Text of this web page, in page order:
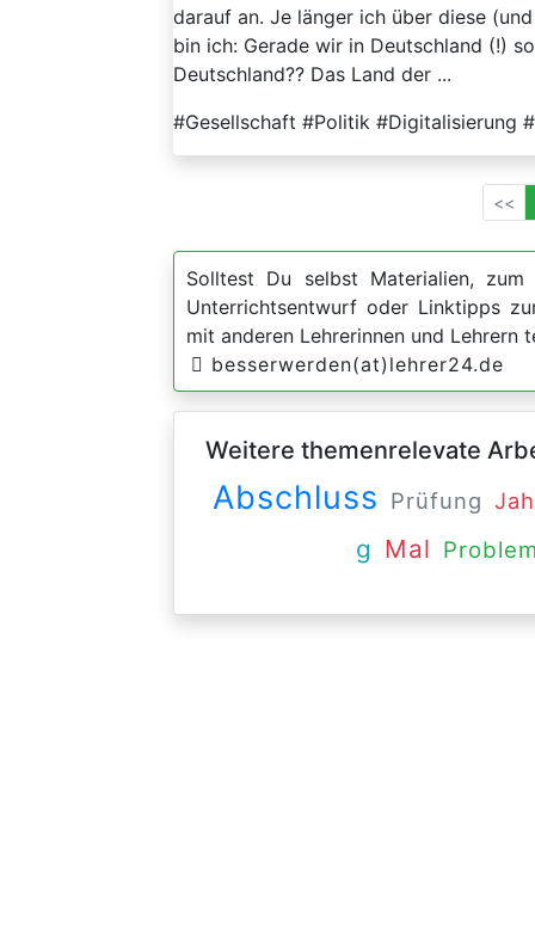
darauf an. Je länger ich über diese
bin ich: Gerade wir in Deutschland (!)
Deutschland?? Das Land der ...
#Gesellschaft #Politik #Digitalisierung
<<
Solltest Du selbst Materialien,
Unterrichtsentwurf oder Linktipps
mit anderen Lehrerinnen und Lehrern
besserwerden(at)lehrer24.de
Weitere themenrelevate
Abschluss Prüfung
g Mal